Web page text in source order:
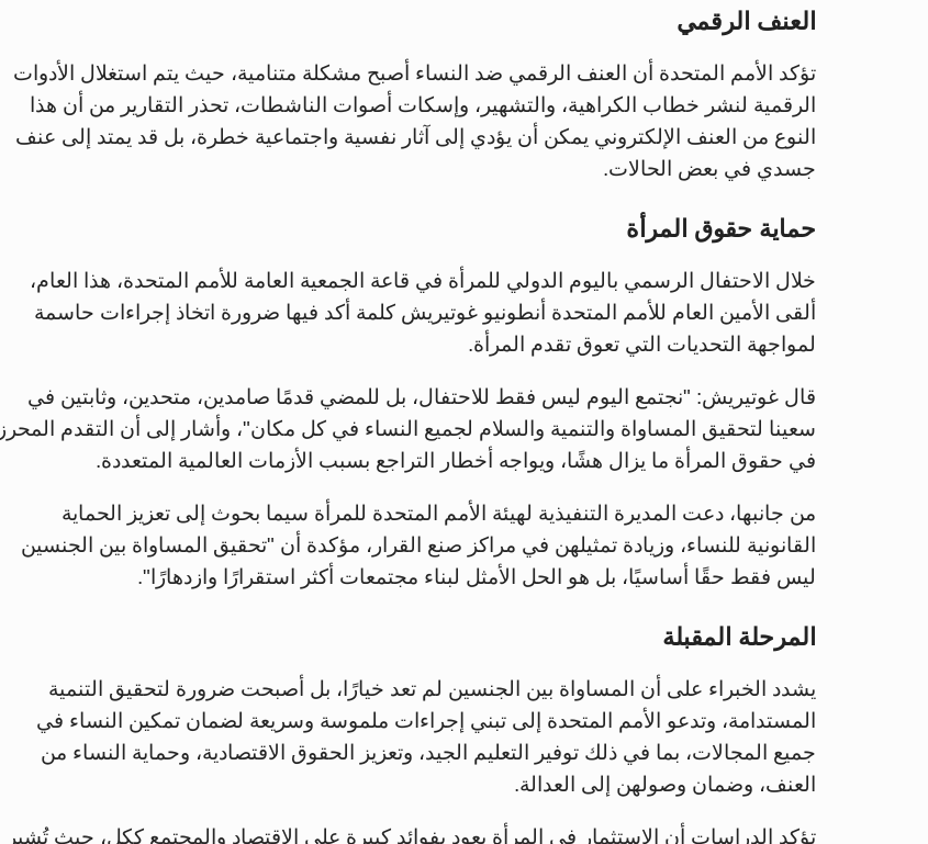
العنف الرقمي
تؤكد الأمم المتحدة أن العنف الرقمي ضد النساء أصبح مشكلة متنامية، حيث يتم استغلال الأدوات
الرقمية لنشر خطاب الكراهية، والتشهير، وإسكات أصوات الناشطات، تحذر التقارير من أن هذا
النوع من العنف الإلكتروني يمكن أن يؤدي إلى آثار نفسية واجتماعية خطرة، بل قد يمتد إلى عنف
جسدي في بعض الحالات.
حماية حقوق المرأة
خلال الاحتفال الرسمي باليوم الدولي للمرأة في قاعة الجمعية العامة للأمم المتحدة، هذا العام،
ألقى الأمين العام للأمم المتحدة أنطونيو غوتيريش كلمة أكد فيها ضرورة اتخاذ إجراءات حاسمة
لمواجهة التحديات التي تعوق تقدم المرأة.
قال غوتيريش: "نجتمع اليوم ليس فقط للاحتفال، بل للمضي قدمًا صامدين، متحدين، وثابتين في
سعينا لتحقيق المساواة والتنمية والسلام لجميع النساء في كل مكان"، وأشار إلى أن التقدم المحرز
في حقوق المرأة ما يزال هشًا، ويواجه أخطار التراجع بسبب الأزمات العالمية المتعددة.
من جانبها، دعت المديرة التنفيذية لهيئة الأمم المتحدة للمرأة سيما بحوث إلى تعزيز الحماية
القانونية للنساء، وزيادة تمثيلهن في مراكز صنع القرار، مؤكدة أن "تحقيق المساواة بين الجنسين
ليس فقط حقًا أساسيًا، بل هو الحل الأمثل لبناء مجتمعات أكثر استقرارًا وازدهارًا".
المرحلة المقبلة
يشدد الخبراء على أن المساواة بين الجنسين لم تعد خيارًا، بل أصبحت ضرورة لتحقيق التنمية
المستدامة، وتدعو الأمم المتحدة إلى تبني إجراءات ملموسة وسريعة لضمان تمكين النساء في
جميع المجالات، بما في ذلك توفير التعليم الجيد، وتعزيز الحقوق الاقتصادية، وحماية النساء من
العنف، وضمان وصولهن إلى العدالة.
تؤكد الدراسات أن الاستثمار في المرأة يعود بفوائد كبيرة على الاقتصاد والمجتمع ككل، حيث تُشير